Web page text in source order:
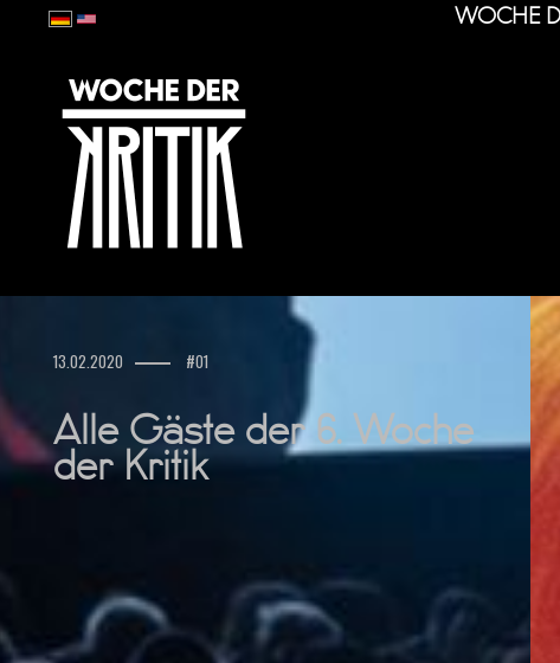
WOCHE
13.02.2020 #01
Alle Gäste der 6. Woche
der Kritik